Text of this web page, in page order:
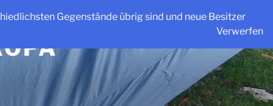
Gegenstände übrig sind und neue Besitzer
Verwerfen